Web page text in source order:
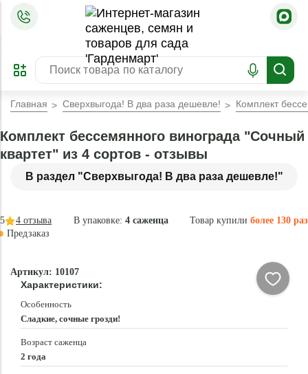
ПРЕДЗАКАЗ
ЗАБРОНИРОВАТЬ
ЛУЧШЕЕ
Главная Сверхвыгода! В два раза дешевле! Комплект
В раздел "Сверхвыгода! В два раза дешевле!"
Комплект бессемянного винограда "Сочный
квартет" из 4 сортов - отзывы
В упаковке: 4 саженца Товар купили более 130 раз
5 4 отзыва
Предзаказ
Артикул: 10107
Характеристики:
Особенность
Сладкие, сочные грозди!
Возраст саженца
2 года